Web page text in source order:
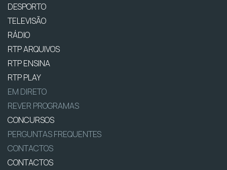
DESPORTO
TELEVISÃO
RÁDIO
RTP ARQUIVOS
RTP ENSINA
RTP PLAY
EM DIRETO
REVER PROGRAMAS
CONCURSOS
PERGUNTAS FREQUENTES
CONTACTOS
CONTACTOS